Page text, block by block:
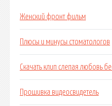
Женский фронт фильм
Плюсы и минусы стоматологов
Скачать клип слепая любовь
Прошивка видеосвидетель